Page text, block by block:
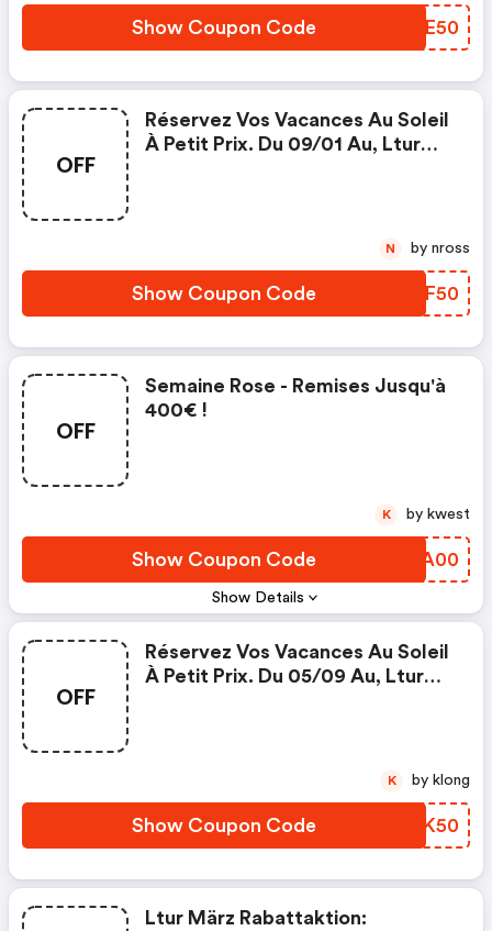
Show Coupon Code DWGE50
OFF
Réservez Vos Vacances Au Soleil
À Petit Prix. Du 09/01 Au, Ltur
Show Coupon Code KJMF50
N by nross
OFF
Show Details
Semaine Rose - Remises Jusqu'à
400€ !
Show Coupon Code ZJZA00
K by kwest
OFF
Réservez Vos Vacances Au Soleil
À Petit Prix. Du 05/09 Au, Ltur
Show Coupon Code BGVK50
K by klong
Ltur März Rabattaktion: